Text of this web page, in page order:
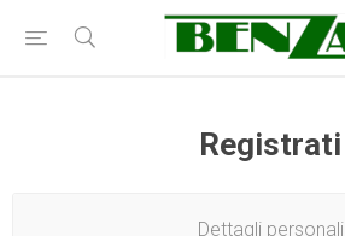
Registrati
Dettagli personali